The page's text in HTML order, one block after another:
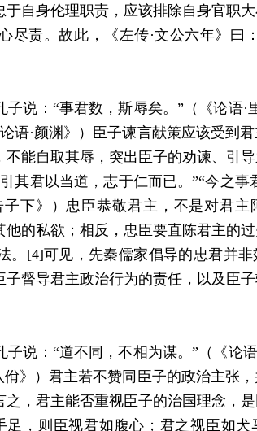
自身伦理职责，应该排除自身官职
尽责。故此，《左传·文公六年》曰
说：“事君数，斯辱矣。”（《论语·
语·颜渊》）臣子谏言献策应该受到君
能自取其辱，突出臣子的劝谏、引导
其君以当道，志于仁而已。”“今之事
子下》）忠臣恭敬君主，不是对君主
的私欲；相反，忠臣要直陈君主的
。[4]可见，先秦儒家倡导的忠君并
督导君主政治行为的责任，以及臣
说：“道不同，不相为谋。”（《论
》）君主若不赞同臣子的政治主张，
，君主能否重视臣子的治国理念，
，则臣视君如腹心；君之视臣如犬